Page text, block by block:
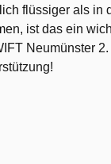
flüssiger als
ist das ein
Neumünster 2.